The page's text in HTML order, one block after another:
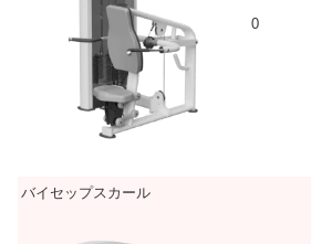
0
バイセップスカール